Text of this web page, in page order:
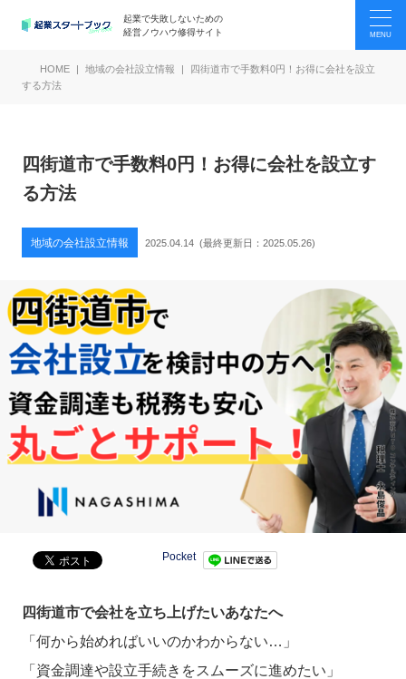
起業で失敗しないための
経営ノウハウ修得サイト
HOME 地域の会社設立情報
四街道市で手数料0円！お得に会社を設立
する方法
四街道市で手数料0円！お得に会社を設立す
る方法
地域の会社設立情報 2025.04.14 (最終更新日： 2025.05.26)
Pocket
四街道市で会社を立ち上げたいあなたへ
「何から始めればいいのかわからない…」
「資金調達や設立手続きをスムーズに進めたい」